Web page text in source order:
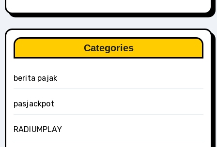
Categories
berita pajak
pasjackpot
RADIUMPLAY